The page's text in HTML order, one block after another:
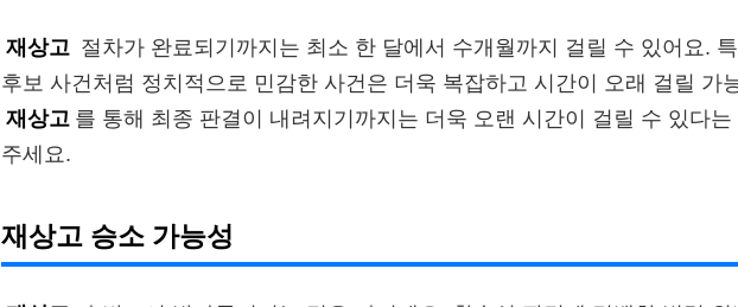
재상고 절차가 완료되기까지는 최소 한 달에서 수개월까지 걸릴 수 있어요.
후보 사건처럼 정치적으로 민감한 사건은 더욱 복잡하고 시간이 오래 걸릴 가
재상고 를 통해 최종 판결이 내려지기까지는 더욱 오랜 시간이 걸릴 수 있다는
주세요.
재상고 승소 가능성